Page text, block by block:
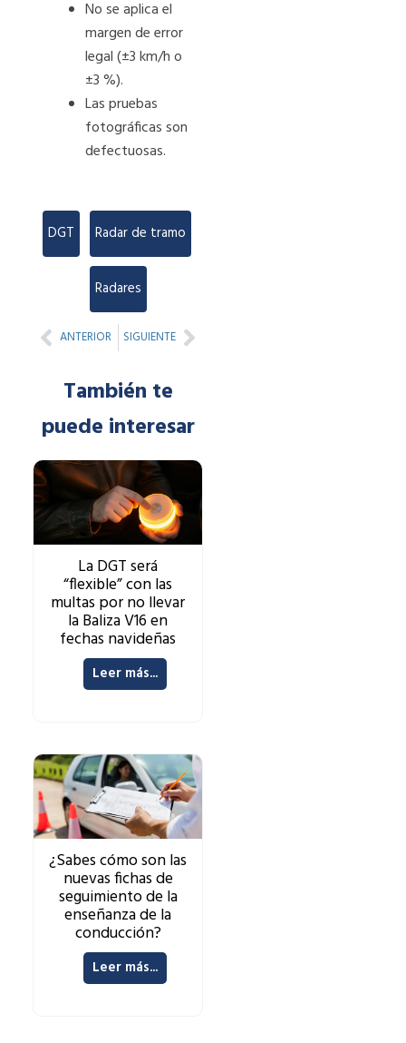
No se aplica el
margen de error
legal (±3 km/h o
±3 %).
Las pruebas
fotográficas son
defectuosas.
DGT Radar de tramo
Radares
Prev
ANTERIOR SIGUIENTENext
También te
puede interesar
La DGT será
“flexible” con las
multas por no llevar
la Baliza V16 en
fechas navideñas
Leer más...
¿Sabes cómo son las
nuevas fichas de
seguimiento de la
enseñanza de la
conducción?
Leer más...